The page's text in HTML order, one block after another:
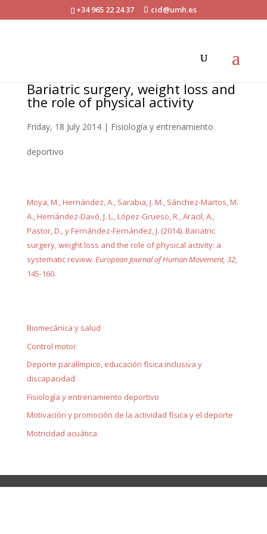
+34 965 22 24 37 cid@umh.es
Bariatric surgery, weight loss and
the role of physical activity
Friday, 18 July 2014| Fisiología y entrenamiento
deportivo
Moya, M., Hernández, A., Sarabia, J. M., Sánchez-Martos, M.
A., Hernández-Davó, J. L., López-Grueso, R., Aracil, A.,
Pastor, D., y Fernández-Fernández, J. (2014). Bariatric
surgery, weight loss and the role of physical activity: a
systematic review. European Journal of Human Movement, 32,
145-160.
Biomecánica y salud
Control motor
Deporte paralímpico, educación física inclusiva y
discapacidad
Fisiología y entrenamiento deportivo
Motivación y promoción de la actividad física y el deporte
Motricidad acuática